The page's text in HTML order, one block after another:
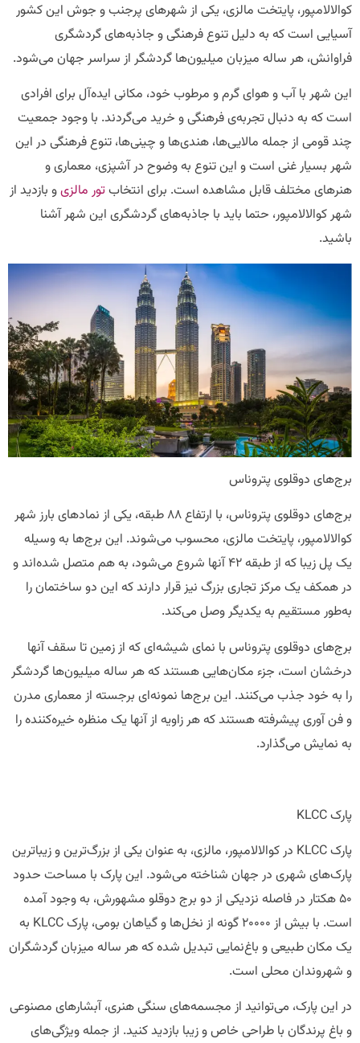
کوالالامپور، پایتخت مالزی، یکی از شهرهای پرجنب و جوش این کشور
آسیایی است که به دلیل تنوع فرهنگی و جاذبه‌های گردشگری
فراوانش، هر ساله میزبان میلیون‌ها گردشگر از سراسر جهان می‌شود.
این شهر با آب و هوای گرم و مرطوب خود، مکانی ایده‌آل برای افرادی
است که به دنبال تجربه‌ی فرهنگی و خرید می‌گردند. با وجود جمعیت
چند قومی از جمله مالایی‌ها، هندی‌ها و چینی‌ها، تنوع فرهنگی در این
شهر بسیار غنی است و این تنوع به وضوح در آشپزی، معماری و
هنرهای مختلف قابل مشاهده است. برای انتخابتور مالزیو بازدید از
شهر کوالالامپور، حتما باید با جاذبه‌های گردشگری این شهر آشنا
باشید.
برج‌های دوقلوی پتروناس
برج‌های دوقلوی پتروناس، با ارتفاع ۸۸ طبقه، یکی از نمادهای بارز شهر
کوالالامپور، پایتخت مالزی، محسوب می‌شوند. این برج‌ها به وسیله
یک پل زیبا که از طبقه ۴۲ آنها شروع می‌شود، به هم متصل شده‌اند و
در همکف یک مرکز تجاری بزرگ نیز قرار دارند که این دو ساختمان را
به‌طور مستقیم به یکدیگر وصل می‌کند.
برج‌های دوقلوی پتروناس با نمای شیشه‌ای که از زمین تا سقف آنها
درخشان است، جزء مکان‌هایی هستند که هر ساله میلیون‌ها گردشگر
را به خود جذب می‌کنند. این برج‌ها نمونه‌ای برجسته از معماری مدرن
و فن آوری پیشرفته هستند که هر زاویه از آنها یک منظره خیره‌کننده را
به نمایش می‌گذارد.
پارک KLCC
پارک KLCC در کوالالامپور، مالزی، به عنوان یکی از بزرگ‌ترین و زیباترین
پارک‌های شهری در جهان شناخته می‌شود. این پارک با مساحت حدود
۵۰ هکتار در فاصله نزدیکی از دو برج دوقلو مشهورش، به وجود آمده
است. با بیش از ۲۰۰۰۰ گونه از نخل‌ها و گیاهان بومی، پارک KLCC به
یک مکان طبیعی و باغ‌نمایی تبدیل شده که هر ساله میزبان گردشگران
و شهروندان محلی است.
در این پارک، می‌توانید از مجسمه‌های سنگی هنری، آبشارهای مصنوعی
و باغ پرندگان با طراحی خاص و زیبا بازدید کنید. از جمله ویژگی‌های